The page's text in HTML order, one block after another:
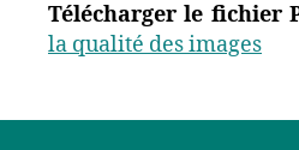
Télécharger le fichier
la qualité des images